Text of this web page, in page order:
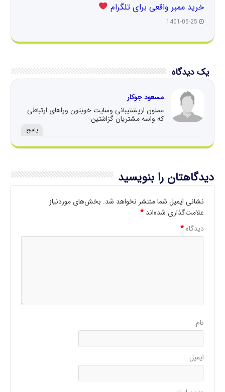
خرید ممبر واقعی برای تلگرام
1401-05-25
یک دیدگاه
مسعود جوکار
ممنون ازپشتیبانی وسایت خوبتون وراهای ارتباطی
که واسه مشتریان گزاشتین
پاسخ
دیدگاهتان را بنویسید
نشانی ایمیل شما منتشر نخواهد شد. بخش‌های موردنیاز
علامت‌گذاری شده‌اند*
دیدگاه*
نام
ایمیل